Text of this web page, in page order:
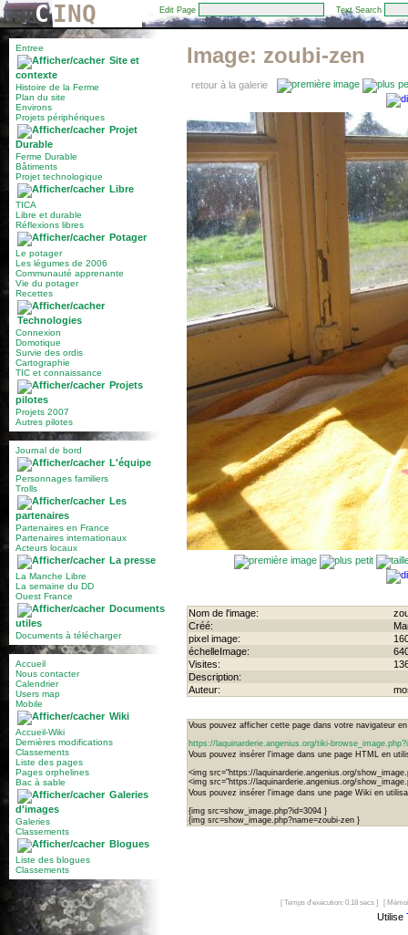
C INQ Edit Page Text Search
Entree
Site et
contexte
Histoire de la Ferme
Plan du site
Environs
Projets périphériques
Projet
Durable
Ferme Durable
Bâtiments
Projet technologique
Libre
TICA
Libre et durable
Réflexions libres
Potager
Le potager
Les légumes de 2006
Communauté apprenante
Vie du potager
Recettes
Technologies
Connexion
Domotique
Survie des ordis
Cartographie
TIC et connaissance
Projets
pilotes
Projets 2007
Autres pilotes
Journal de bord
L'équipe
Personnages familiers
Trolls
Les
partenaires
Partenaires en France
Partenaires internationaux
Acteurs locaux
La presse
La Manche Libre
La semaine du DD
Ouest France
Documents
utiles
Documents à télécharger
Accueil
Nous contacter
Calendrier
Users map
Mobile
Wiki
Accueil-Wiki
Dernières modifications
Classements
Liste des pages
Pages orphelines
Bac à sable
Galeries
d'images
Galeries
Classements
Blogues
Liste des blogues
Classements
Image: zoubi-zen
retour à la galerie
Nom de l'image:
Créé:
pixel image:
échelleImage:
Visites:
Description:
Auteur:
Vous pouvez afficher cette page dans votre navigateur
https://laquinarderie.angenius.org/tiki-
Vous pouvez insérer l'image dans une page HTML en
<img src="https://laquinarderie.angenius.org/
<img src="https://laquinarderie.angenius.org/
Vous pouvez insérer l'image dans une page Wiki en
{img src=show_image.php?id=3094 }
{img src=show_image.php?name=zoubi-zen }
[ Temps d'exécution: 0.18 secs ] [
Utilise